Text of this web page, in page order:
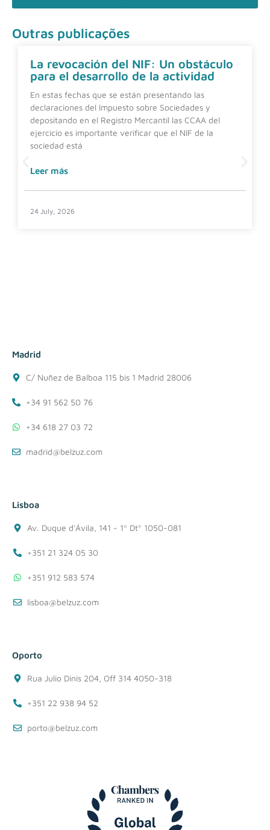
Outras publicações
La revocación del NIF: Un obstáculo
para el desarrollo de la actividad
En estas fechas que se están presentando las
declaraciones del Impuesto sobre Sociedades y
depositando en el Registro Mercantil las CCAA del
ejercicio es importante verificar que el NIF de la
sociedad está
Leer más
24 July, 2026
Madrid
C/ Nuñez de Balboa 115 bis 1 Madrid 28006
+34 91 562 50 76
+34 618 27 03 72
madrid@belzuz.com
Lisboa
Av. Duque d'Ávila, 141 - 1º Dtº 1050-081
+351 21 324 05 30
+351 912 583 574
lisboa@belzuz.com
Oporto
Rua Julio Dinis 204, Off 314 4050-318
+351 22 938 94 52
porto@belzuz.com